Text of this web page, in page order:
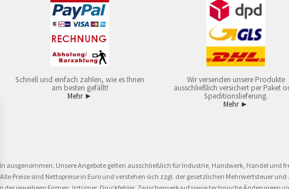
Schnell und einfach zahlen, wie es Ihnen
am besten gefällt!
Mehr ►
Wir versenden unsere Produkte
ausschließlich versichert per Paket
Speditionslieferung.
Mehr ►
ausgenommen. Unsere Angebote gelten ausschließlich für Industrie, Handwerk, Handel und
Preise sind Nettopreise in Euro und verstehen sich zzgl. der gesetzlichen Mehrwertsteuer